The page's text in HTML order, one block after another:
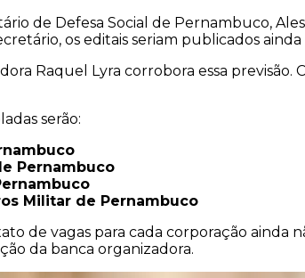
de Defesa Social de Pernambuco,
os editais seriam publicados
Raquel Lyra corrobora essa
serão:
Pernambuco
Militar de Pernambuco
de vagas para cada corporação ainda
da banca organizadora.